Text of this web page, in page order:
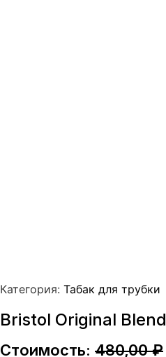
Категория: Табак для трубки
Bristol Original Blend
Стоимость: 480,00₽